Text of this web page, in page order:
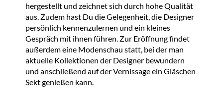
hergestellt und zeichnet sich durch hohe Qualität
aus. Zudem hast Du die Gelegenheit, die Designer
persönlich kennenzulernen und ein kleines
Gespräch mit ihnen führen. Zur Eröffnung findet
außerdem eine Modenschau statt, bei der man
aktuelle Kollektionen der Designer bewundern
und anschließend auf der Vernissage ein Gläschen
Sekt genießen kann.